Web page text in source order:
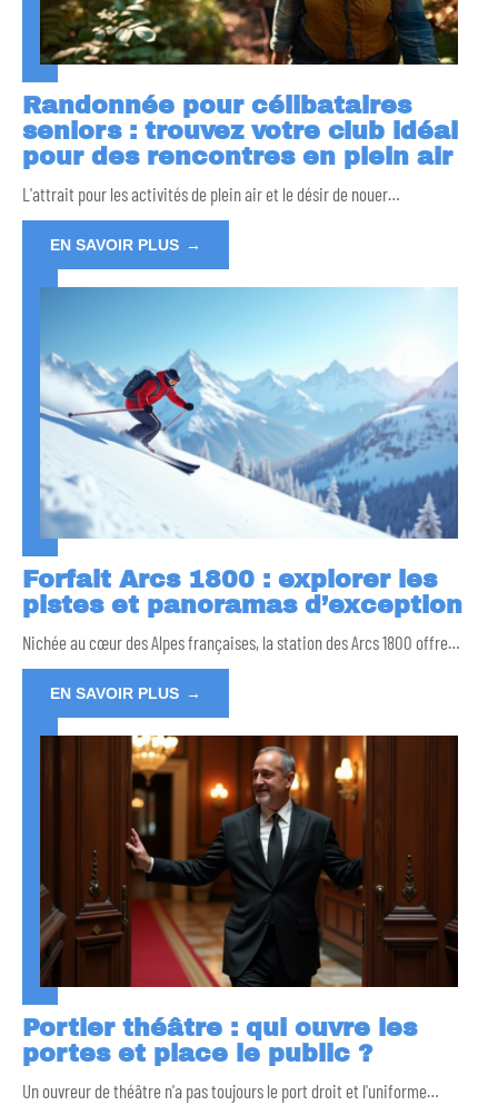
Randonnée pour célibataires
seniors : trouvez votre club idéal
pour des rencontres en plein air
L'attrait pour les activités de plein air et le désir de nouer…
EN SAVOIR PLUS
Forfait Arcs 1800 : explorer les
pistes et panoramas d’exception
Nichée au cœur des Alpes françaises, la station des Arcs 1800 offre…
EN SAVOIR PLUS
Portier théâtre : qui ouvre les
portes et place le public ?
Un ouvreur de théâtre n'a pas toujours le port droit et l'uniforme…